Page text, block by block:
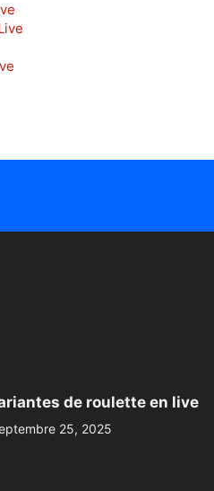
de roulette en live
25, 2025